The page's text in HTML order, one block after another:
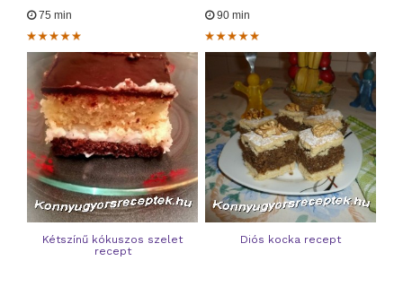
75 min
Kétszínű kókuszos szelet
recept
90 min
Diós kocka recept